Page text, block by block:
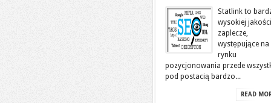
Statlink to
wysokiej jakości
zaplecze,
występujące na
rynku
pozycjonowania przede
pod postacią bardzo...
READ